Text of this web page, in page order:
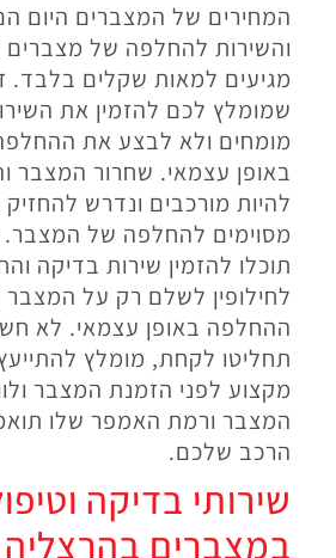
המחירים של המצברים היום
והשירות להחלפה של מצברים
מגיעים למאות שקלים בלבד.
שמומלץ לכם להזמין את
מומחים ולא לבצע את
באופן עצמאי. שחרור המצבר
להיות מורכבים ונדרש
מסוימים להחלפה של
תוכלו להזמין שירות בדיקה
לחילופין לשלם רק על
ההחלפה באופן עצמאי. לא
תחליטו לקחת, מומלץ
מקצוע לפני הזמנת המצבר
המצבר ורמת האמפר שלו
הרכב שלכם.
שירותי בדיקה
במצברים בהרצליה